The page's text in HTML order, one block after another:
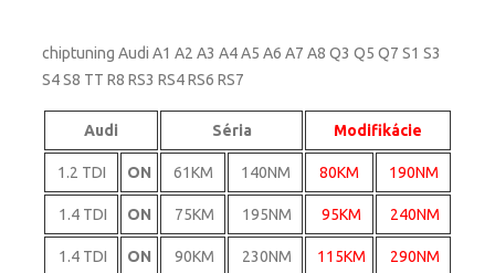
chiptuning Audi A1 A2 A3 A4 A5 A6 A7 A8 Q3 Q5 Q7 S1 S3
S4 S8 TT R8 RS3 RS4 RS6 RS7
Audi Séria Modifikácie
1.2 TDI ON 61KM 140NM 80KM 190NM
1.4 TDI ON 75KM 195NM 95KM 240NM
1.4 TDI ON 90KM 230NM 115KM 290NM